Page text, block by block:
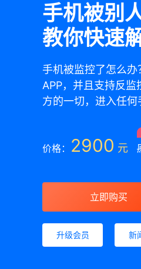
手机被别
教你快速
手机被监控了怎么
APP，并且支持反
方的一切，进入任
价格： 2900 元
立即购买
升级会员 新